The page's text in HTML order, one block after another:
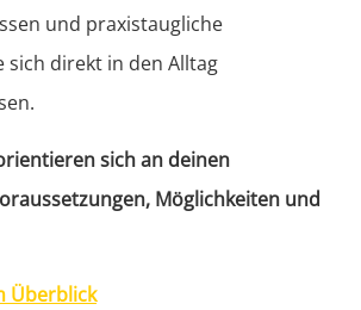
und praxistaugliche
sich direkt in den Alltag
sich an deinen
Möglichkeiten und
Überblick